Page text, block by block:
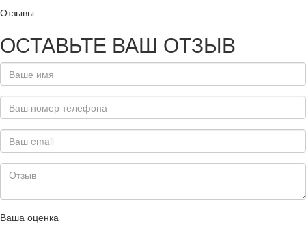
Отзывы
ОСТАВЬТЕ ВАШ ОТЗЫВ
Ваша оценка